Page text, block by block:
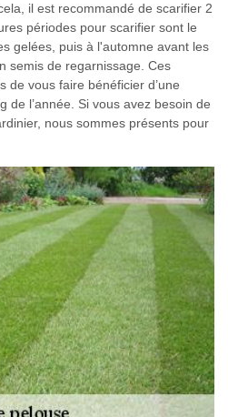
il est recommandé de scarifier 2
périodes pour scarifier sont le
gelées, puis à l'automne avant les
semis de regarnissage. Ces
de vous faire bénéficier d’une
de l’année. Si vous avez besoin de
nous sommes présents pour